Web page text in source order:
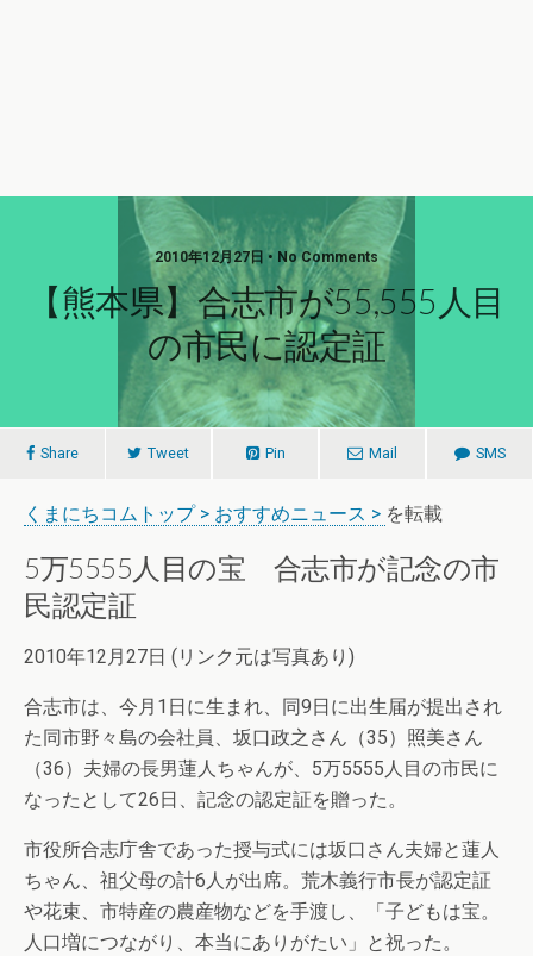
2010年12月27日 • No Comments
【熊本県】合志市が55,555人目
の市民に認定証
Share Tweet Pin Mail SMS
くまにちコムトップ > おすすめニュース > を転載
5万5555人目の宝 合志市が記念の市
民認定証
2010年12月27日 (リンク元は写真あり)
合志市は、今月1日に生まれ、同9日に出生届が提出され
た同市野々島の会社員、坂口政之さん（35）照美さん
（36）夫婦の長男蓮人ちゃんが、5万5555人目の市民に
なったとして26日、記念の認定証を贈った。
市役所合志庁舎であった授与式には坂口さん夫婦と蓮人
ちゃん、祖父母の計6人が出席。荒木義行市長が認定証
や花束、市特産の農産物などを手渡し、「子どもは宝。
人口増につながり、本当にありがたい」と祝った。